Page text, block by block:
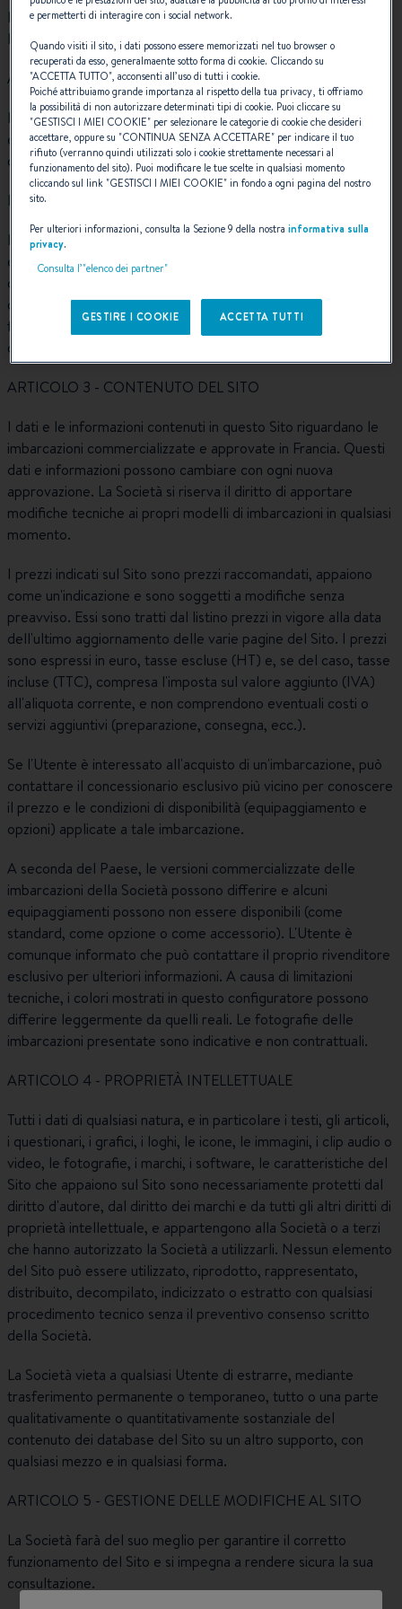
Lo scopo delle CGU è quello di definire e disciplinare
l'accesso e l'utilizzo del Sito da parte degli Utenti.
ARTICOLO 2 - ACCESSO AL SITO
L'accesso al Sito è gratuito. Tuttavia, l'attrezzatura e le
eventuali spese di connessione per l'accesso al Sito sono a
carico dell'Utente.
Il Sito è accessibile a tutti gli Utenti.
L'Utente si impegna a utilizzare il Sito in modo leale,
esclusivamente in conformità con il suo scopo e nel rispetto
delle disposizioni legali e regolamentari nonché delle pratiche
correnti e a non deviare o tentare di deviare alcuna delle
funzionalità del Sito al di fuori del suo normale utilizzo come
definito nelle presenti CGU.
ARTICOLO 3 - CONTENUTO DEL SITO
I dati e le informazioni contenuti in questo Sito riguardano le
imbarcazioni commercializzate e approvate in Francia. Questi
dati e informazioni possono cambiare con ogni nuova
approvazione. La Società si riserva il diritto di apportare
modifiche tecniche ai propri modelli di imbarcazioni in qualsiasi
momento.
I prezzi indicati sul Sito sono prezzi raccomandati, appaiono
come un'indicazione e sono soggetti a modifiche senza
preavviso. Essi sono tratti dal listino prezzi in vigore alla data
dell'ultimo aggiornamento delle varie pagine del Sito. I prezzi
sono espressi in euro, tasse escluse (HT) e, se del caso, tasse
incluse (TTC), compresa l'imposta sul valore aggiunto (IVA)
all'aliquota corrente, e non comprendono eventuali costi o
servizi aggiuntivi (preparazione, consegna, ecc.).
Se l'Utente è interessato all'acquisto di un'imbarcazione, può
contattare il concessionario esclusivo più vicino per conoscere
il prezzo e le condizioni di disponibilità (equipaggiamento e
opzioni) applicate a tale imbarcazione.
A seconda del Paese, le versioni commercializzate delle
imbarcazioni della Società possono differire e alcuni
equipaggiamenti possono non essere disponibili (come
standard, come opzione o come accessorio). L'Utente è
comunque informato che può contattare il proprio rivenditore
esclusivo per ulteriori informazioni. A causa di limitazioni
tecniche, i colori mostrati in questo configuratore possono
differire leggermente da quelli reali. Le fotografie delle
imbarcazioni presentate sono indicative e non contrattuali.
ARTICOLO 4 - PROPRIETÀ INTELLETTUALE
Tutti i dati di qualsiasi natura, e in particolare i testi, gli articoli,
i questionari, i grafici, i loghi, le icone, le immagini, i clip audio o
video, le fotografie, i marchi, i software, le caratteristiche del
Sito che appaiono sul Sito sono necessariamente protetti dal
diritto d'autore, dal diritto dei marchi e da tutti gli altri diritti di
proprietà intellettuale, e appartengono alla Società o a terzi
che hanno autorizzato la Società a utilizzarli. Nessun elemento
del Sito può essere utilizzato, riprodotto, rappresentato,
distribuito, decompilato, indicizzato o estratto con qualsiasi
procedimento tecnico senza il preventivo consenso scritto
della Società.
La Società vieta a qualsiasi Utente di estrarre, mediante
trasferimento permanente o temporaneo, tutto o una parte
qualitativamente o quantitativamente sostanziale del
contenuto dei database del Sito su un altro supporto, con
qualsiasi mezzo e in qualsiasi forma.
ARTICOLO 5 - GESTIONE DELLE MODIFICHE AL SITO
La Società farà del suo meglio per garantire il corretto
funzionamento del Sito e si impegna a rendere sicura la sua
consultazione.
e permetterti di interagire con i social network.
Quando visiti il sito, i dati possono essere memorizzati nel tuo browser o
recuperati da esso, generalmaente sotto forma di cookie. Cliccando su
"ACCETTA TUTTO", acconsenti all’uso di tutti i cookie.
Poiché attribuiamo grande importanza al rispetto della tua privacy, ti offriamo
la possibilità di non autorizzare determinati tipi di cookie. Puoi cliccare su
"GESTISCI I MIEI COOKIE" per selezionare le categorie di cookie che desideri
accettare, oppure su "CONTINUA SENZA ACCETTARE" per indicare il tuo
rifiuto (verranno quindi utilizzati solo i cookie strettamente necessari al
funzionamento del sito). Puoi modificare le tue scelte in qualsiasi momento
cliccando sul link "GESTISCI I MIEI COOKIE" in fondo a ogni pagina del nostro
sito.
Per ulteriori informazioni, consulta la Sezione 9 della nostrainformativa sulla
privacy.
Consulta l’"elenco dei partner"
GESTIRE I COOKIE ACCETTA TUTTI